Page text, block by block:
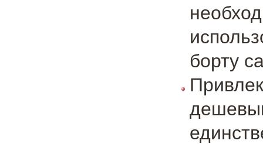
борту